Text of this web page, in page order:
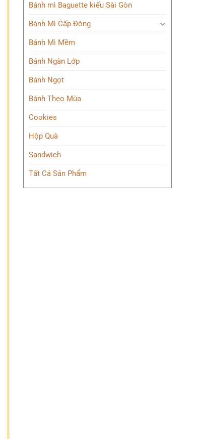
Bánh mì Baguette kiểu Sài Gòn
Bánh Mì Cấp Đông
Bánh Mì Mềm
Bánh Ngàn Lớp
Bánh Ngọt
Bánh Theo Mùa
Cookies
Hộp Quà
Sandwich
Tất Cả Sản Phẩm